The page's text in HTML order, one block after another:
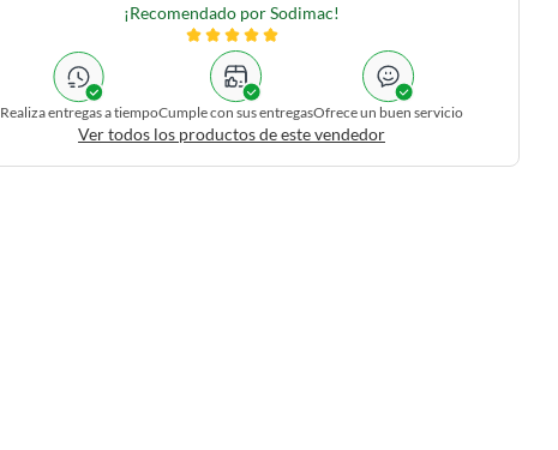
¡Recomendado por Sodimac!
Realiza entregas a tiempoCumple con sus entregasOfrece un buen servicio
Ver todos los productos de este vendedor